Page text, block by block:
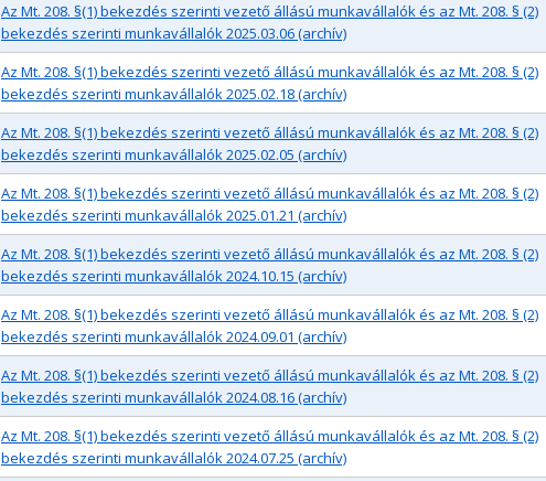
Az Mt. 208. §(1) bekezdés szerinti vezető állású munkavállalók és az Mt. 208. § (2)
bekezdés szerinti munkavállalók 2025.03.06 (archív)
Az Mt. 208. §(1) bekezdés szerinti vezető állású munkavállalók és az Mt. 208. § (2)
bekezdés szerinti munkavállalók 2025.02.18 (archív)
Az Mt. 208. §(1) bekezdés szerinti vezető állású munkavállalók és az Mt. 208. § (2)
bekezdés szerinti munkavállalók 2025.02.05 (archív)
Az Mt. 208. §(1) bekezdés szerinti vezető állású munkavállalók és az Mt. 208. § (2)
bekezdés szerinti munkavállalók 2025.01.21 (archív)
Az Mt. 208. §(1) bekezdés szerinti vezető állású munkavállalók és az Mt. 208. § (2)
bekezdés szerinti munkavállalók 2024.10.15 (archív)
Az Mt. 208. §(1) bekezdés szerinti vezető állású munkavállalók és az Mt. 208. § (2)
bekezdés szerinti munkavállalók 2024.09.01 (archív)
Az Mt. 208. §(1) bekezdés szerinti vezető állású munkavállalók és az Mt. 208. § (2)
bekezdés szerinti munkavállalók 2024.08.16 (archív)
Az Mt. 208. §(1) bekezdés szerinti vezető állású munkavállalók és az Mt. 208. § (2)
bekezdés szerinti munkavállalók 2024.07.25 (archív)